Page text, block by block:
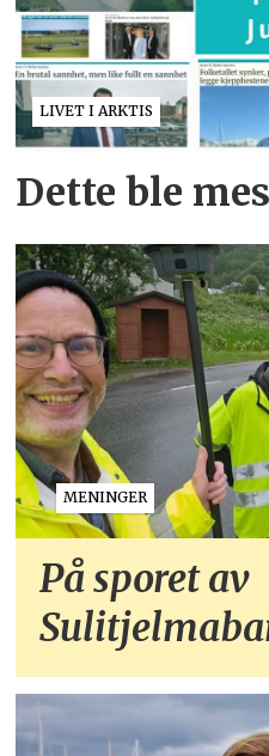
LIVET I ARKTIS
Dette ble
MENINGER
På sporet av